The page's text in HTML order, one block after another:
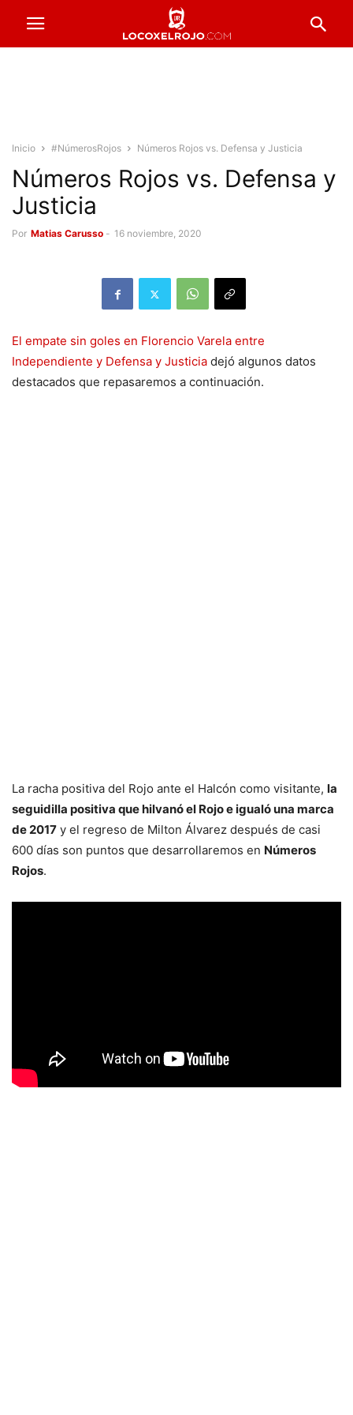
Inicio #NúmerosRojos Números Rojos vs. Defensa y Justicia
Números Rojos vs. Defensa y
Justicia
Por Matias Carusso - 16 noviembre, 2020
El empate sin goles en Florencio Varela entre
Independiente y Defensa y Justicia dejó algunos datos
destacados que repasaremos a continuación.
La racha positiva del Rojo ante el Halcón como visitante, la
seguidilla positiva que hilvanó el Rojo e igualó una marca
de 2017 y el regreso de Milton Álvarez después de casi
600 días son puntos que desarrollaremos en Números
Rojos.